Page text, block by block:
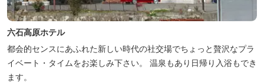
六石高原ホテル
都会的センスにあふれた新しい時代の社交場でちょっと贅沢なプラ
イベート・タイムをお楽しみ下さい。 温泉もあり日帰り入浴もでき
ます。